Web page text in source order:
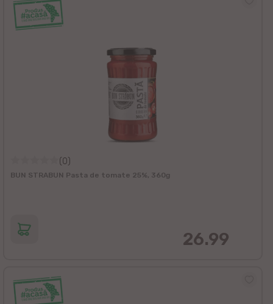
(0)
BUN STRABUN Pasta de tomate 25%, 360g
26.99